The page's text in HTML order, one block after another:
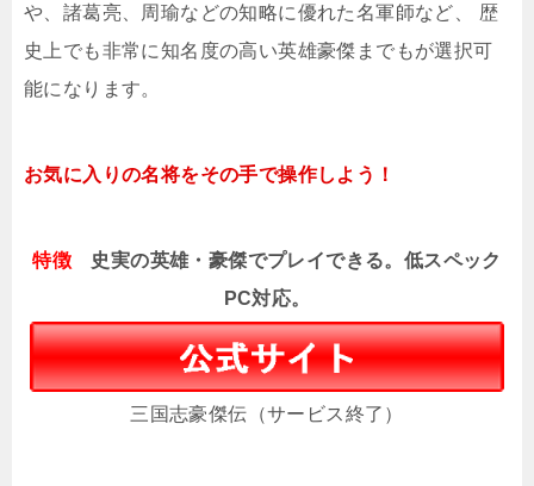
や、諸葛亮、周瑜などの知略に優れた名軍師など、 歴
史上でも非常に知名度の高い英雄豪傑までもが選択可
能になります。
お気に入りの名将をその手で操作しよう！
特徴
史実の英雄・豪傑でプレイできる。低スペック
PC対応。
三国志豪傑伝（サービス終了）